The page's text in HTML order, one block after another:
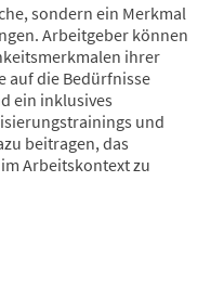
sondern ein Merkmal
Arbeitgeber können
ihrer
auf die Bedürfnisse
ein inklusives
und
beitragen, das
Arbeitskontext zu